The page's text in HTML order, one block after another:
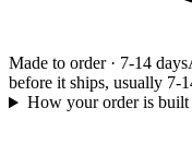
Made to order· 7-14 days
before it ships, usually 7-
How your order is built